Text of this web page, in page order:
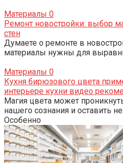
Материалы 0
Ремонт новостройки: выбор
стен
Думаете о ремонте в
материалы нужны для
Материалы 0
Кухня бирюзового цвета
интерьере кухни видео
Магия цвета может
нашего сознания и оставить
Особенно